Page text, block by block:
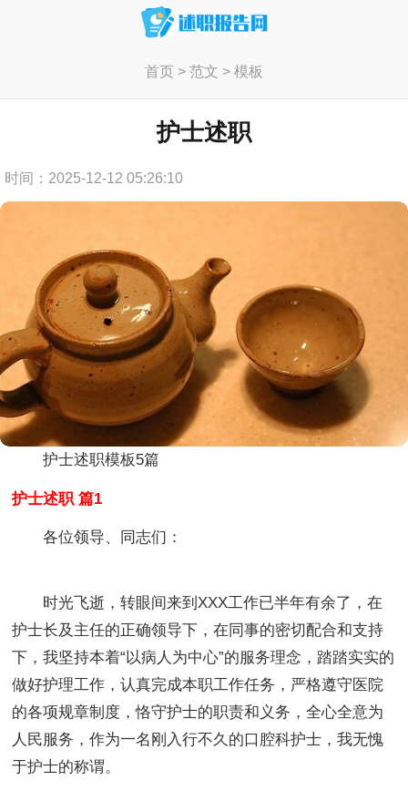
首页> 范文 > 模板
护士述职
时间：2025-12-12 05:26:10
护士述职模板5篇
护士述职 篇1
各位领导、同志们：
时光飞逝，转眼间来到XXX工作已半年有余了，在
护士长及主任的正确领导下，在同事的密切配合和支持
下，我坚持本着“以病人为中心”的服务理念，踏踏实实的
做好护理工作，认真完成本职工作任务，严格遵守医院
的各项规章制度，恪守护士的职责和义务，全心全意为
人民服务，作为一名刚入行不久的口腔科护士，我无愧
于护士的称谓。